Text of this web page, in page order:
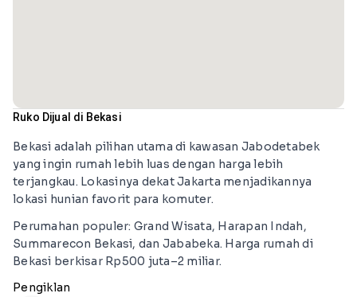
Ruko Dijual di Bekasi
Bekasi adalah pilihan utama di kawasan Jabodetabek
yang ingin rumah lebih luas dengan harga lebih
terjangkau. Lokasinya dekat Jakarta menjadikannya
lokasi hunian favorit para komuter.
Perumahan populer: Grand Wisata, Harapan Indah,
Summarecon Bekasi, dan Jababeka. Harga rumah di
Bekasi berkisar Rp500 juta–2 miliar.
Pengiklan